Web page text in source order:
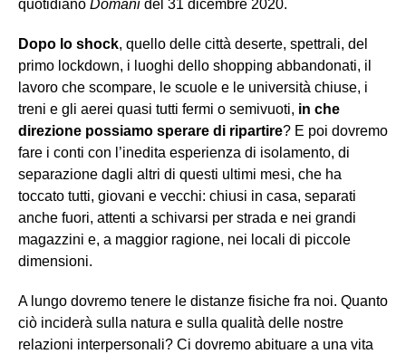
quotidiano Domani del 31 dicembre 2020.
Dopo lo shock, quello delle città deserte, spettrali, del
primo lockdown, i luoghi dello shopping abbandonati, il
lavoro che scompare, le scuole e le università chiuse, i
treni e gli aerei quasi tutti fermi o semivuoti, in che
direzione possiamo sperare di ripartire? E poi dovremo
fare i conti con l’inedita esperienza di isolamento, di
separazione dagli altri di questi ultimi mesi, che ha
toccato tutti, giovani e vecchi: chiusi in casa, separati
anche fuori, attenti a schivarsi per strada e nei grandi
magazzini e, a maggior ragione, nei locali di piccole
dimensioni.
A lungo dovremo tenere le distanze fisiche fra noi. Quanto
ciò inciderà sulla natura e sulla qualità delle nostre
relazioni interpersonali? Ci dovremo abituare a una vita